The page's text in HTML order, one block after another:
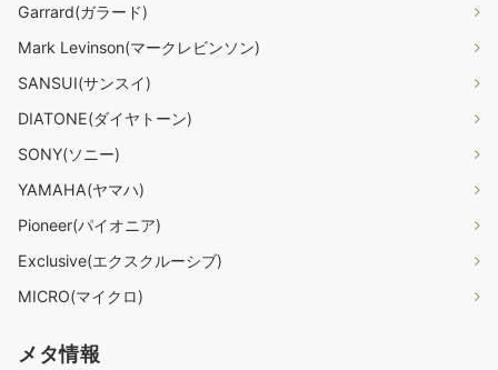
Garrard(ガラード)
Mark Levinson(マークレビンソン)
SANSUI(サンスイ)
DIATONE(ダイヤトーン)
SONY(ソニー)
YAMAHA(ヤマハ)
Pioneer(パイオニア)
Exclusive(エクスクルーシブ)
MICRO(マイクロ)
メタ情報